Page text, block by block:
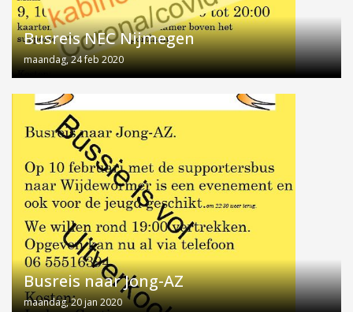
Busreis NEC Nijmegen
maandag, 24 feb 2020
Busreis naar Jong-AZ
maandag, 20 jan 2020